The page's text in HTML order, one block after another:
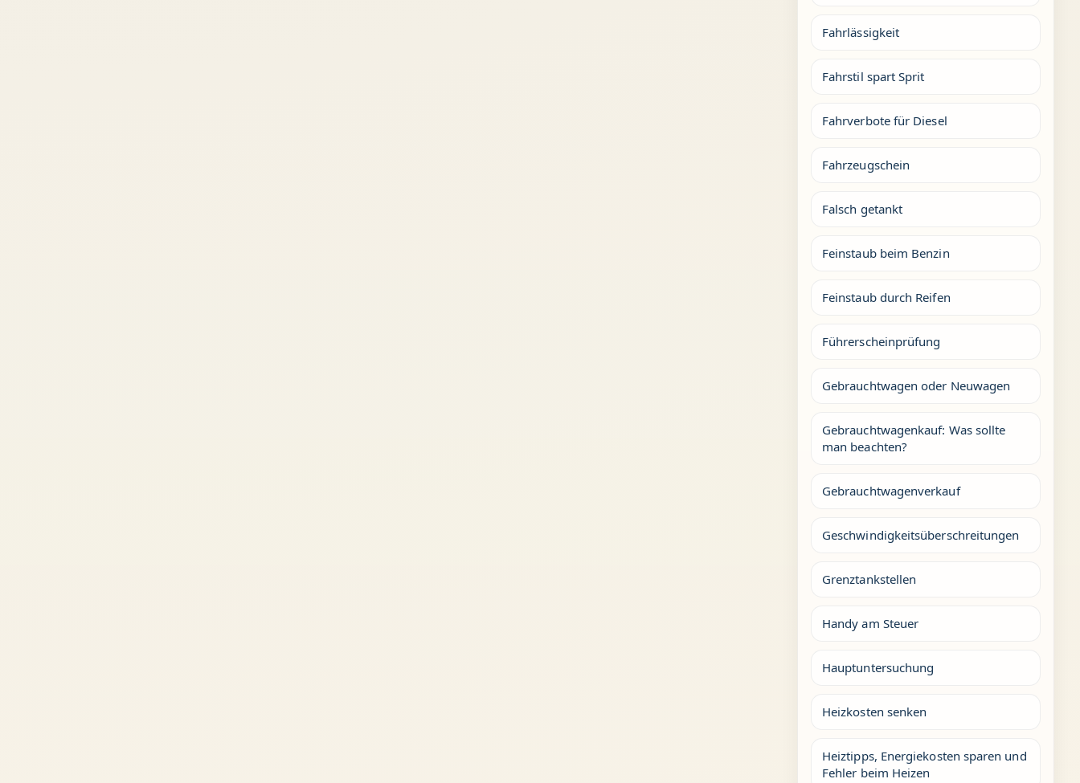
Fahrlässigkeit
Fahrstil spart Sprit
Fahrverbote für Diesel
Fahrzeugschein
Falsch getankt
Feinstaub beim Benzin
Feinstaub durch Reifen
Führerscheinprüfung
Gebrauchtwagen oder Neuwagen
Gebrauchtwagenkauf: Was sollte
man beachten?
Gebrauchtwagenverkauf
Geschwindigkeitsüberschreitungen
Grenztankstellen
Handy am Steuer
Hauptuntersuchung
Heizkosten senken
Heiztipps, Energiekosten sparen und
Fehler beim Heizen